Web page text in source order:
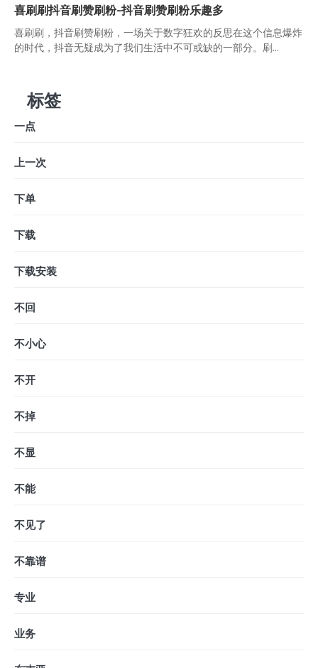
喜刷刷抖音刷赞刷粉-抖音刷赞刷粉乐趣多
喜刷刷，抖音刷赞刷粉，一场关于数字狂欢的反思在这个信息爆炸
的时代，抖音无疑成为了我们生活中不可或缺的一部分。刷...
标签
一点
上一次
下单
下载
下载安装
不回
不小心
不开
不掉
不显
不能
不见了
不靠谱
专业
业务